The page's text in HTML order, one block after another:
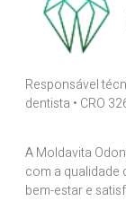
Responsável
dentista • CRO
A Moldavita
com a qualidade
bem-estar e